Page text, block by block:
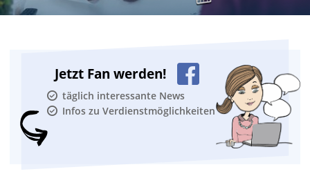
Jetzt Fan werden!
täglich interessante News
Infos zu Verdienstmöglichkeiten